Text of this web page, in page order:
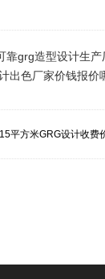
靠grg造型设计生产
出色厂家价钱报价
平方米GRG设计收费